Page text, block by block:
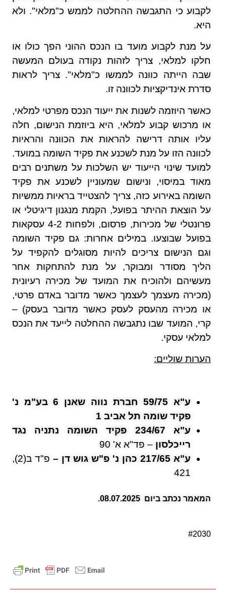
לקבוע כי התגבשה ההחלטה לממש כ"מלאי". ולא
היא.
על מנת לקבוע מועד בו הנכס ההוני הפך כולו או
חלקו למלאי, צריך לזהות נקודה בעולם המעשה
שבה הייתה כוונה לממשו כ"מלאי". צריך לראות
סדרת אינדיקציות לכוונה זו.
כאשר היוזמה לשנות את ייעוד הנכס מפרטי למלאי,
או מרכוש קבוע למלאי, היא ביוזמת הנישום, חלה
עליו אותה דרישה להראות את הכוונה והראיות
לכוונה הזו על מנת לשכנע את פקיד השומה במועד.
למועד שינוי הייעוד יש השלכות על משתנים רבים
מאוד במיסוי, ונישום שמעוניין לשכנע את פקיד
השומה באירוע כזה, צריך להצטייד בראיות ממשיות
על הוצאת ההיתר בפועל, הקמת מנגנון דיגיטלי או
פרונטלי של מכירות, פרסום, ולפחות 4-2 עסקאות
בפועל שבוצעו. במילים אחרות: גם פקיד השומה
וגם הנישום צריכים להיות מסוגלים להקפיד על
הליך מסודר ומבוקר, על מנת להתחקות אחר
מעשיהם ולהוכיח את המועד של מכירה רעיונית
(מכירה מעצמך לעצמך כאשר מדובר באדם פרטי,
או מכירה מהעסק לעסק כאשר מדובר בעסק) –
קרי, המועד שבו נתגבשה ההחלטה לייעד את הנכס
למלאי עסקי.
הערות שוליים:
ע"א 59/75 חברת נווה שאנן 6 בע"מ נ'
פקיד שומה תל אביב 1
ע"א 234/67 פקיד השומה נתניה נגד
רייכלסון – פד"א א' 90
ע"א 217/65 כהן נ' פ"ש גוש דן –
פ"ד ב(2),
421
המאמר נכתב ביום
#2030